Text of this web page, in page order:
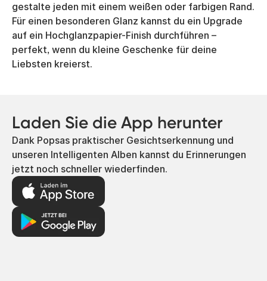
gestalte jeden mit einem weißen oder farbigen Rand.
Für einen besonderen Glanz kannst du ein Upgrade
auf ein Hochglanzpapier-Finish durchführen –
perfekt, wenn du kleine Geschenke für deine
Liebsten kreierst.
Laden Sie die App herunter
Dank Popsas praktischer Gesichtserkennung und
unseren Intelligenten Alben kannst du Erinnerungen
jetzt noch schneller wiederfinden.